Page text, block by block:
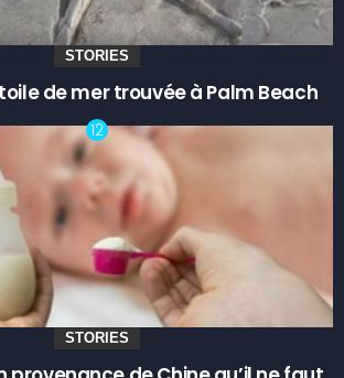
STORIES
de mer trouvée à Palm Beach
STORIES